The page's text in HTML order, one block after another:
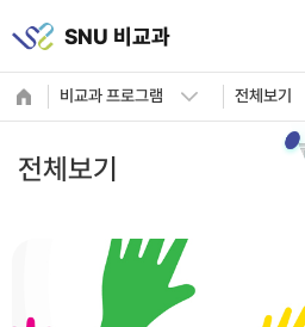
SNU 비교과
전체보기
비교과 프로그램 전체보기